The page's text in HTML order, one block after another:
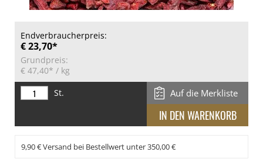
Endverbraucherpreis:
€ 23,70*
Grundpreis:
€ 47,40* / kg
St.
Auf die Merkliste
9,90 € Versand bei Bestellwert unter 350,00 €